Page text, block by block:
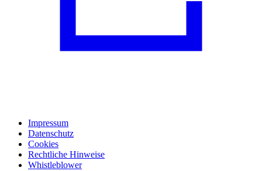
Impressum
Datenschutz
Cookies
Rechtliche Hinweise
Whistleblower